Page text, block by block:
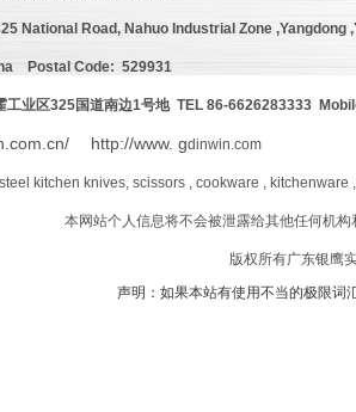
National Road, Nahuo Industrial Zone ,Yangdong
Postal Code: 529931
工业区325国道南边1号地 TEL 86-6626283333
http://www. gdinwin.com
kitchen knives, scissors , cookware ,
本网站个人信息将不会被泄露给其他任何机
版权所有广东银鹰
声明：如果本站有使用不当的极限词